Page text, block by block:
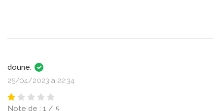
doune.
25/04/2023 à 22:34
Note de : 1 / 5